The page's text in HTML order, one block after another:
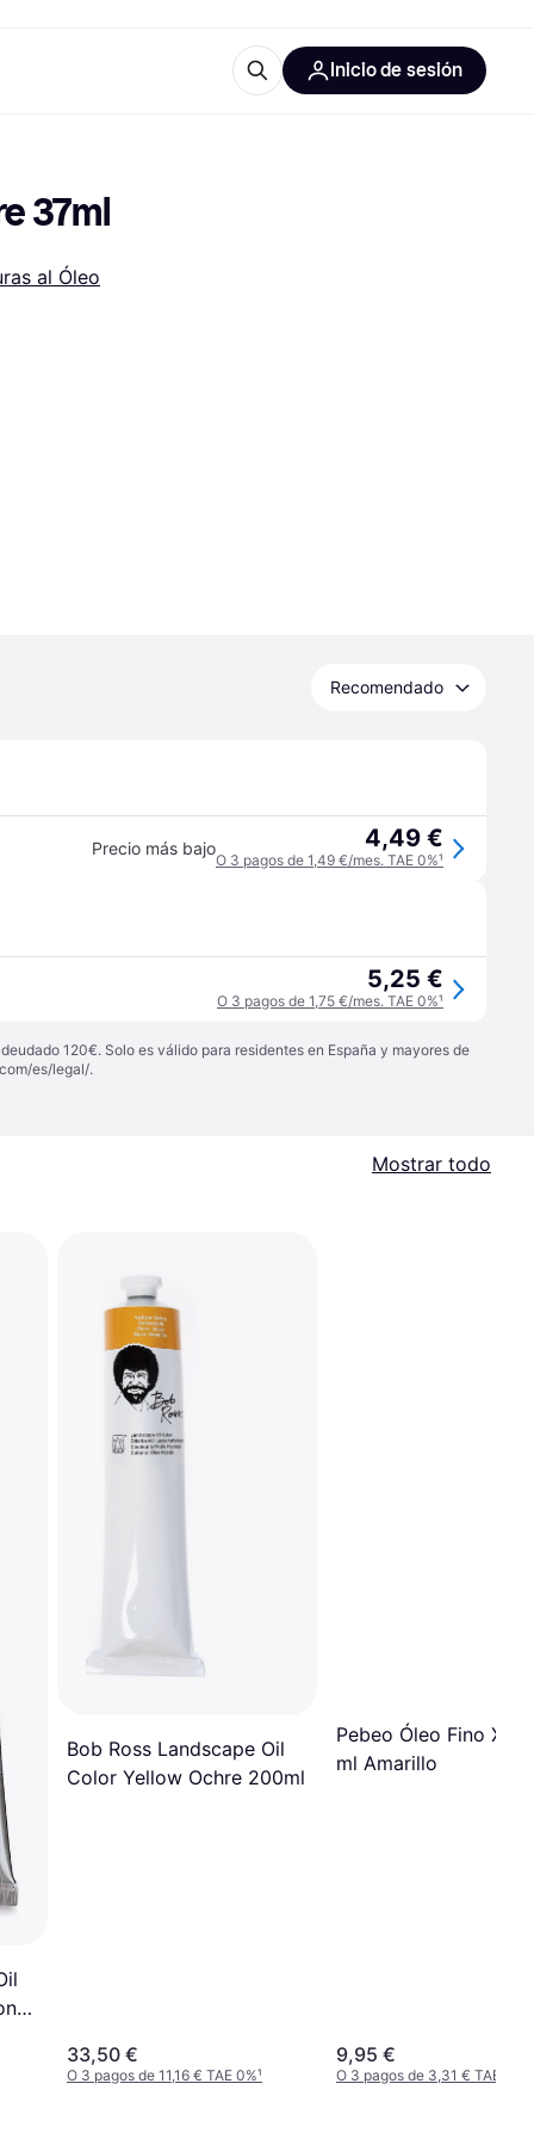
Inicio de sesión
37ml
al Óleo
Recomendado
Precio más bajo 4,49 €
O 3 pagos de 1,49 €/mes. TAE 0%¹
5,25 €
O 3 pagos de 1,75 €/mes. TAE 0%¹
120€. Solo es válido para residentes en España y mayores de
es/legal/.
Mostrar todo
Bob Ross Landscape Oil
Color Yellow Ochre 200ml
33,50 €
O 3 pagos de 11,16 € TAE 0%¹
Pebeo Óleo Fino XL
ml Amarillo
9,95 €
O 3 pagos de 3,31 € TAE 0%